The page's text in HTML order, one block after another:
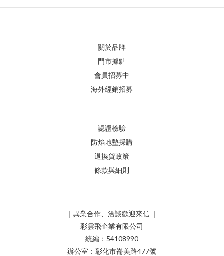
關於品牌
門市據點
會員招募中
海外經銷招募
認證檢驗
防焰地墊採購
退換貨政策
條款與細則
｜異業合作、洽談歡迎來信 ｜
彩雲飛企業有限公司
統編：54108990
辦公室：彰化市崙美路477號